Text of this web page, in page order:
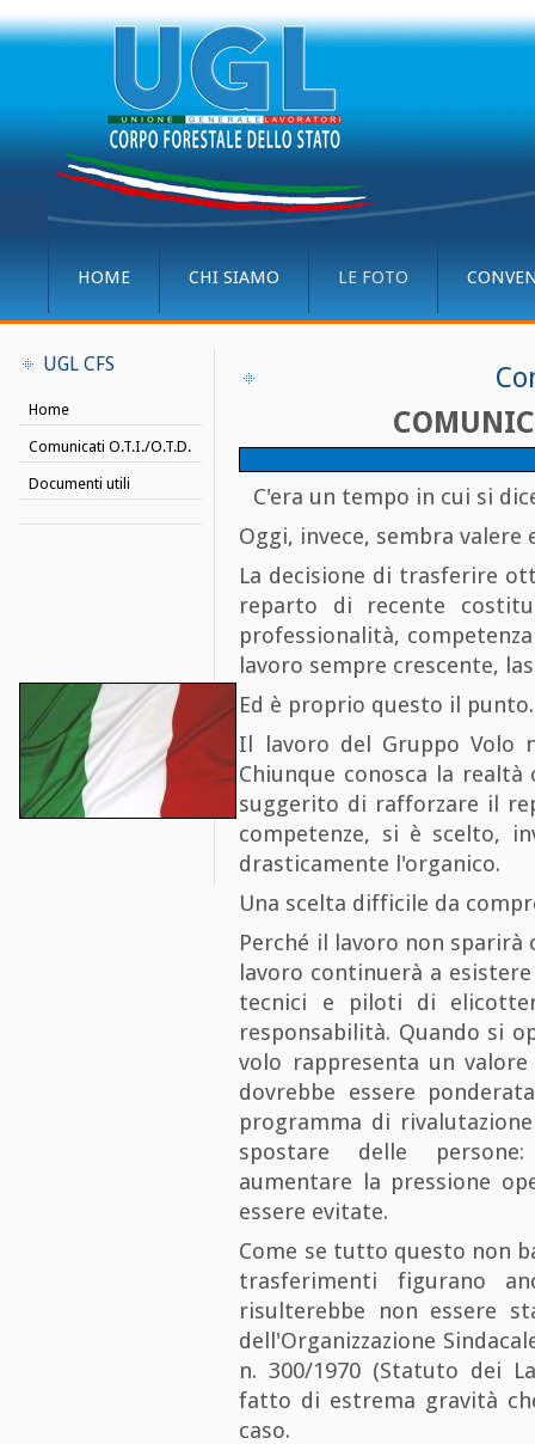
HOME CHI SIAMO LE FOTO
UGL CFS
Home
Comunicati O.T.I./O.T.D.
Documenti utili
C'era un tempo in cui si
Oggi, invece, sembra
La decisione di trasferire
reparto di recente
professionalità,
lavoro sempre crescente,
Ed è proprio questo il punto.
Il lavoro del Gruppo Volo
Chiunque conosca la realtà
suggerito di rafforzare il
competenze, si è scelto,
drasticamente l'organico.
Una scelta difficile da
Perché il lavoro non
lavoro continuerà a
tecnici e piloti di
responsabilità. Quando si
volo rappresenta un
dovrebbe essere
programma di
spostare delle
aumentare la pressione
essere evitate.
Come se tutto questo non
trasferimenti figurano
risulterebbe non essere
dell'Organizzazione
n. 300/1970 (Statuto dei
fatto di estrema gravità
caso.